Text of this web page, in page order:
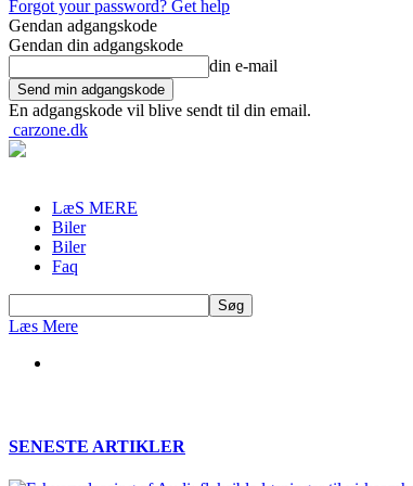
Forgot your password? Get help
Gendan adgangskode
Gendan din adgangskode
din e-mail
En adgangskode vil blive sendt til din email.
carzone.dk
LæS MERE
Biler
Biler
Faq
Læs Mere
SENESTE ARTIKLER